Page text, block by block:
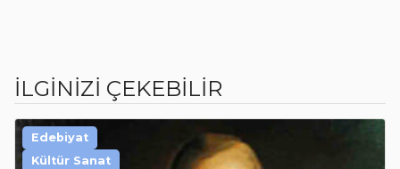
İLGİNİZİ ÇEKEBİLİR
Edebiyat
Kültür Sanat